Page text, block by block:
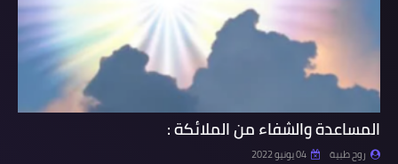
المساعدة والشفاء من الملائكة :
روح طبية 04 يونيو 2022